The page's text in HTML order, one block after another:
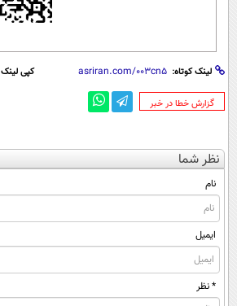
لینک کوتاه: کپی لینک
‌گزارش خطا در خبر
نظر شما
نام
ایمیل
* نظر